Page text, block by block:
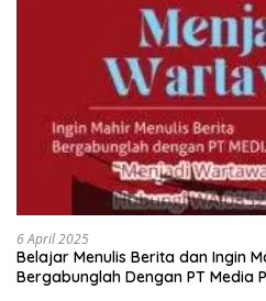
6 April 2025
Belajar Menulis Berita dan Ingin
Bergabunglah Dengan PT Media